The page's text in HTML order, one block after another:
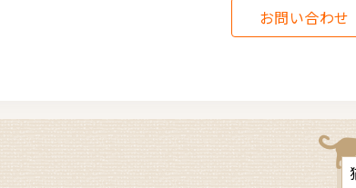
お問い合わせ